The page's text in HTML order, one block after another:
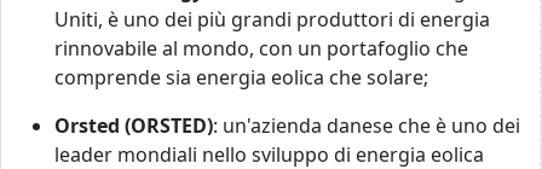
Uniti, è uno dei più grandi produttori di energia
rinnovabile al mondo, con un portafoglio che
comprende sia energia eolica che solare;
Orsted (ORSTED): un'azienda danese che è uno dei
leader mondiali nello sviluppo di energia eolica